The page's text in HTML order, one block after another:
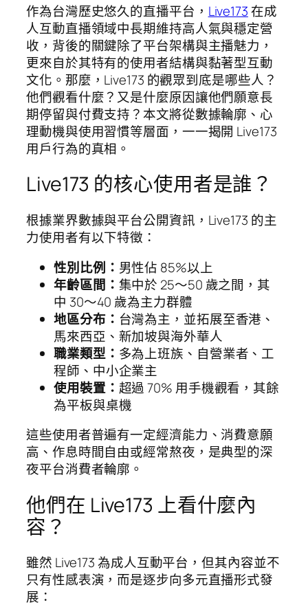
作為台灣歷史悠久的直播平台， Live173在成
人互動直播領域中長期維持高人氣與穩定營
收，背後的關鍵除了平台架構與主播魅力，
更來自於其特有的使用者結構與黏著型互動
文化。那麼，Live173 的觀眾到底是哪些人？
他們觀看什麼？又是什麼原因讓他們願意長
期停留與付費支持？本文將從數據輪廓、心
理動機與使用習慣等層面，一一揭開 Live173
用戶行為的真相。
Live173 的核心使用者是誰？
根據業界數據與平台公開資訊，Live173 的主
力使用者有以下特徵：
性別比例： 男性佔 85%以上
年齡區間： 集中於 25～50 歲之間，其
中 30～40 歲為主力群體
地區分布： 台灣為主，並拓展至香港、
馬來西亞、新加坡與海外華人
職業類型： 多為上班族、自營業者、工
程師、中小企業主
使用裝置： 超過 70% 用手機觀看，其餘
為平板與桌機
這些使用者普遍有一定經濟能力、消費意願
高、作息時間自由或經常熬夜，是典型的深
夜平台消費者輪廓。
他們在 Live173 上看什麼內
容？
雖然 Live173 為成人互動平台，但其內容並不
只有性感表演，而是逐步向多元直播形式發
展：